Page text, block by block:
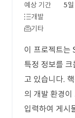
예상 기간
5일
개발
기타
이 프로젝트는
특정 정보를
고 있습니다.
의 개발 환경
입력하여 게시